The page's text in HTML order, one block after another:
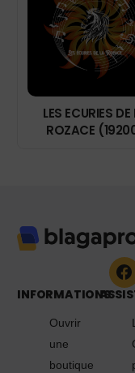
LES ECURIES DE
ROZACE
INFORMATIONS
Ouvrir
une
boutique